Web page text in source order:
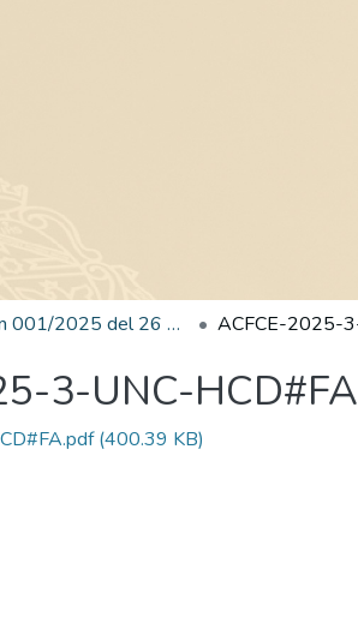
Edición 001/2025 del 26 de mayo de 2025
3-UNC-HCD#FA
(400.39 KB)